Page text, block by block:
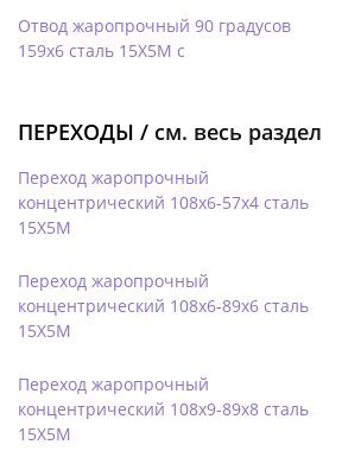
Отвод жаропрочный 90 градусов
159х6 сталь 15Х5М с
ПЕРЕХОДЫ / см. весь раздел
Переход жаропрочный
концентрический 108х6-57х4 сталь
15Х5М
Переход жаропрочный
концентрический 108х6-89х6 сталь
15Х5М
Переход жаропрочный
концентрический 108х9-89х8 сталь
15Х5М